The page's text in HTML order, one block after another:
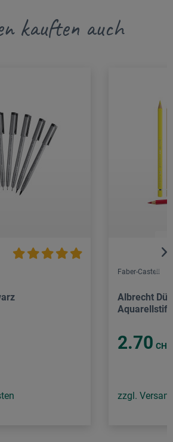
kauften auch
Faber-Castell
Albrecht
Aquarellstift
2.70 CHF
zzgl.